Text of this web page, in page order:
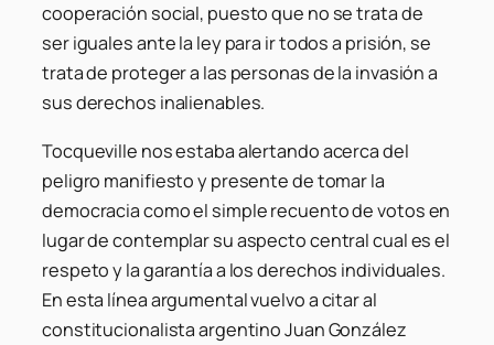
cooperación social, puesto que no se trata de
ser iguales ante la ley para ir todos a prisión, se
trata de proteger a las personas de la invasión a
sus derechos inalienables.
Tocqueville nos estaba alertando acerca del
peligro manifiesto y presente de tomar la
democracia como el simple recuento de votos en
lugar de contemplar su aspecto central cual es el
respeto y la garantía a los derechos individuales.
En esta línea argumental vuelvo a citar al
constitucionalista argentino Juan González